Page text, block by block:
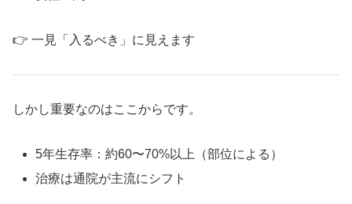
👉 一見「入るべき」に見えます
しかし重要なのはここからです。
5年生存率：約60〜70%以上（部位による）
治療は通院が主流にシフト